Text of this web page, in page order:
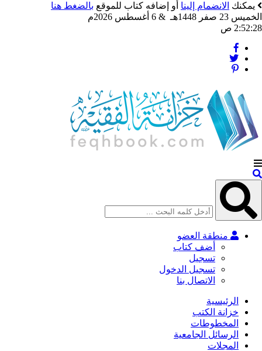
الانضمام إلينا أو إضافه كتاب للموقع بالضغط هنا
2026م
منطقة العضو
أضف كتاب
تسجيل
تسجيل الدخول
الاتصال بنا
الرئيسية
خزانة الكتب
المخطوطات
الرسائل الجامعية
المجلات